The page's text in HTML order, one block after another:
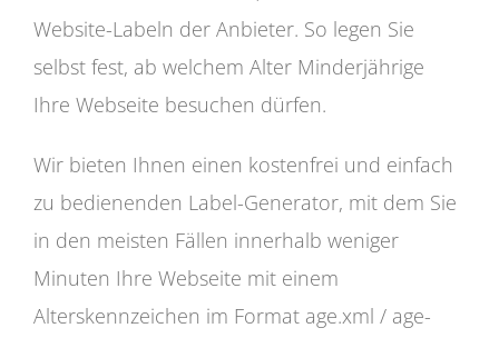
Website-Labeln der Anbieter. So legen Sie
selbst fest, ab welchem Alter Minderjährige
Ihre Webseite besuchen dürfen.
Wir bieten Ihnen einen kostenfrei und einfach
zu bedienenden Label-Generator, mit dem Sie
in den meisten Fällen innerhalb weniger
Minuten Ihre Webseite mit einem
Alterskennzeichen im Format age.xml / age-